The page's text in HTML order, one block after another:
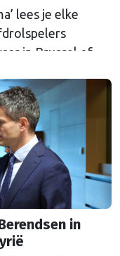
lees je elke
in Brussel of
in